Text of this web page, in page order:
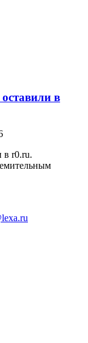
в
в r0.ru.